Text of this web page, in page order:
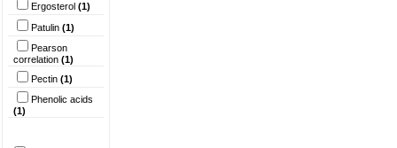
Ergosterol (1)
Patulin (1)
Pearson
correlation (1)
Pectin (1)
Phenolic acids
(1)